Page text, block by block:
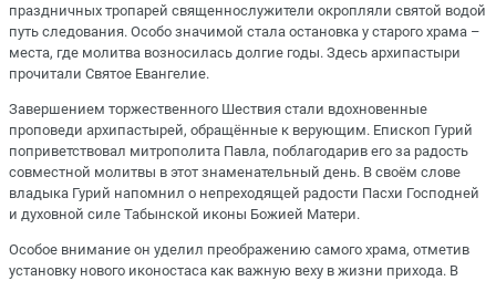
праздничных тропарей священнослужители окропляли святой водой
путь следования. Особо значимой стала остановка у старого храма –
места, где молитва возносилась долгие годы. Здесь архипастыри
прочитали Святое Евангелие.
Завершением торжественного Шествия стали вдохновенные
проповеди архипастырей, обращённые к верующим. Епископ Гурий
поприветствовал митрополита Павла, поблагодарив его за радость
совместной молитвы в этот знаменательный день. В своём слове
владыка Гурий напомнил о непреходящей радости Пасхи Господней
и духовной силе Табынской иконы Божией Матери.
Особое внимание он уделил преображению самого храма, отметив
установку нового иконостаса как важную веху в жизни прихода. В